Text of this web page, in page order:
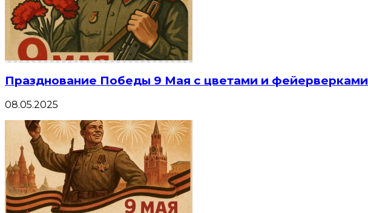
Празднование Победы 9 Мая с цветами и фейерверками
08.05.2025